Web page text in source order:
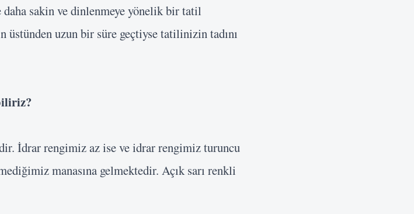
daha sakin ve dinlenmeye yönelik bir tatil
üstünden uzun bir süre geçtiyse tatilinizin tadını
İdrar rengimiz az ise ve idrar rengimiz turuncu
manasına gelmektedir. Açık sarı renkli